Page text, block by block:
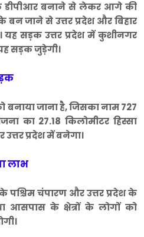
डीपीआर बनाने से लेकर आगे की
बन जाने से उत्तर प्रदेश और बिहार
यह सड़क उत्तर प्रदेश में कुशीनगर
सड़क जुड़ेगी।
जाना है, जिसका नाम 727
का 27.18 किलोमीटर हिस्सा
उत्तर प्रदेश में बनेगा।
लाभ
चंपारण और उत्तर प्रदेश के
आसपास के क्षेत्रों के लोगों को